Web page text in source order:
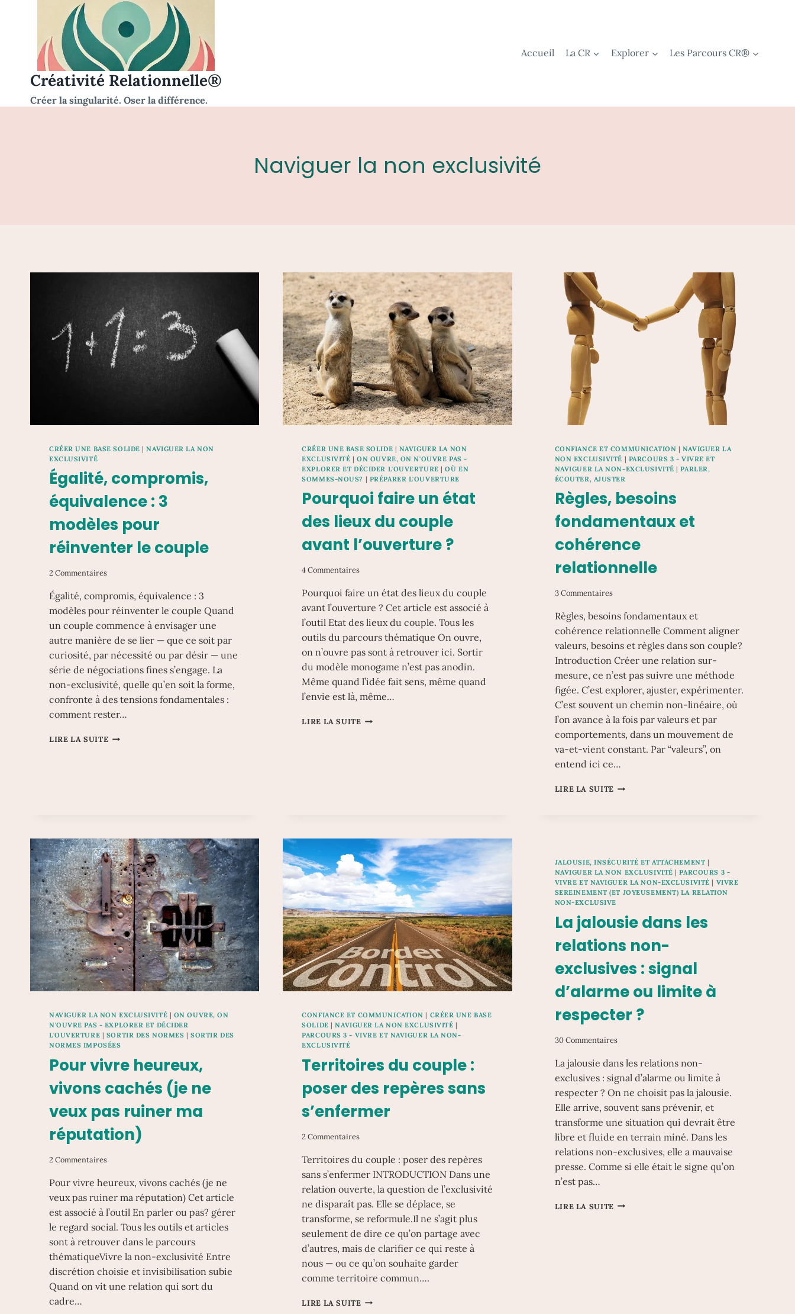
Créativité Relationnelle®
Créer la singularité. Oser la différence.
Accueil La CR Explorer Les Parcours CR®
Naviguer la non exclusivité
CRÉER UNE BASE SOLIDE |NAVIGUER LA NON
EXCLUSIVITÉ
Égalité, compromis,
équivalence : 3
modèles pour
réinventer le couple
2 Commentaires
Égalité, compromis, équivalence : 3
modèles pour réinventer le couple Quand
un couple commence à envisager une
autre manière de se lier — que ce soit par
curiosité, par nécessité ou par désir — une
série de négociations fines s’engage. La
non-exclusivité, quelle qu’en soit la forme,
confronte à des tensions fondamentales :
comment rester…
LIRE LA SUITE ÉGALITÉ,
COUPLE
CRÉER UNE BASE SOLIDE | NAVIGUER LA NON
EXCLUSIVITÉ |ON OUVRE, ON N'OUVRE PAS -
EXPLORER ET DÉCIDER L'OUVERTURE |OÙ EN
SOMMES-NOUS? | PRÉPARER L'OUVERTURE
Pourquoi faire un état
des lieux du couple
avant l’ouverture ?
4 Commentaires
Pourquoi faire un état des lieux du couple
avant l’ouverture ? Cet article est associé à
l’outil Etat des lieux du couple. Tous les
outils du parcours thématique On ouvre,
on n’ouvre pas sont à retrouver ici. Sortir
du modèle monogame n’est pas anodin.
Même quand l’idée fait sens, même quand
l’envie est là, même…
LIRE LA SUITE POURQUOI
?
CONFIANCE ET COMMUNICATION | NAVIGUER LA
NON EXCLUSIVITÉ | PARCOURS 3 - VIVRE ET
NAVIGUER LA NON-EXCLUSIVITÉ |PARLER,
ÉCOUTER, AJUSTER
Règles, besoins
fondamentaux et
cohérence
relationnelle
3 Commentaires
Règles, besoins fondamentaux et
cohérence relationnelle Comment aligner
valeurs, besoins et règles dans son couple?
Introduction Créer une relation sur-
mesure, ce n’est pas suivre une méthode
figée. C’est explorer, ajuster, expérimenter.
C’est souvent un chemin non-linéaire, où
l’on avance à la fois par valeurs et par
comportements, dans un mouvement de
va-et-vient constant. Par “valeurs”, on
entend ici ce…
LIRE LA SUITE RÈGLES,
NAVIGUER LA NON EXCLUSIVITÉ | ON OUVRE, ON
N'OUVRE PAS - EXPLORER ET DÉCIDER
L'OUVERTURE | SORTIR DES NORMES |SORTIR DES
NORMES IMPOSÉES
Pour vivre heureux,
vivons cachés (je ne
veux pas ruiner ma
réputation)
2 Commentaires
Pour vivre heureux, vivons cachés (je ne
veux pas ruiner ma réputation) Cet article
est associé à l’outil En parler ou pas? gérer
le regard social. Tous les outils et articles
sont à retrouver dans le parcours
thématiqueVivre la non-exclusivité Entre
discrétion choisie et invisibilisation subie
Quand on vit une relation qui sort du
cadre…
CONFIANCE ET COMMUNICATION | CRÉER UNE BASE
SOLIDE |NAVIGUER LA NON EXCLUSIVITÉ |
PARCOURS 3 - VIVRE ET NAVIGUER LA NON-
EXCLUSIVITÉ
Territoires du couple :
poser des repères sans
s’enfermer
2 Commentaires
Territoires du couple : poser des repères
sans s’enfermer INTRODUCTION Dans une
relation ouverte, la question de l’exclusivité
ne disparaît pas. Elle se déplace, se
transforme, se reformule.Il ne s’agit plus
seulement de dire ce qu’on partage avec
d’autres, mais de clarifier ce qui reste à
nous — ou ce qu’on souhaite garder
comme territoire commun….
LIRE LA SUITE TERRITOIRES
JALOUSIE, INSÉCURITÉ ET ATTACHEMENT |
NAVIGUER LA NON EXCLUSIVITÉ |PARCOURS 3 -
VIVRE ET NAVIGUER LA NON-EXCLUSIVITÉ | VIVRE
SEREINEMENT (ET JOYEUSEMENT) LA RELATION
NON-EXCLUSIVE
La jalousie dans les
relations non-
exclusives : signal
d’alarme ou limite à
respecter ?
30 Commentaires
La jalousie dans les relations non-
exclusives : signal d’alarme ou limite à
respecter ? On ne choisit pas la jalousie.
Elle arrive, souvent sans prévenir, et
transforme une situation qui devrait être
libre et fluide en terrain miné. Dans les
relations non-exclusives, elle a mauvaise
presse. Comme si elle était le signe qu’on
n’est pas…
LIRE LA SUITE LA